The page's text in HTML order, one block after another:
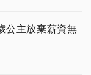
公主放棄薪資無